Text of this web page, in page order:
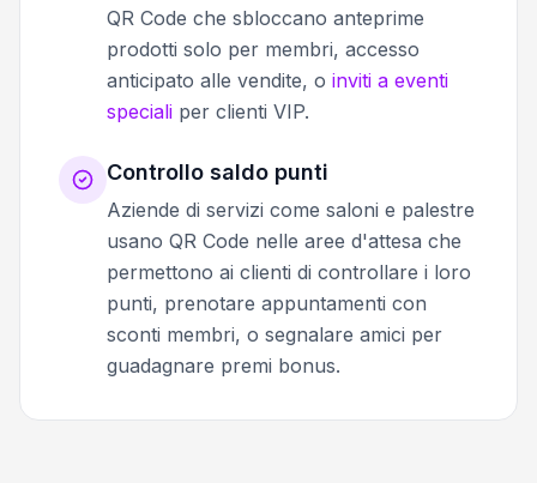
QR Code che sbloccano anteprime
prodotti solo per membri, accesso
anticipato alle vendite, o inviti a eventi
speciali per clienti VIP.
Controllo saldo punti
Aziende di servizi come saloni e palestre
usano QR Code nelle aree d'attesa che
permettono ai clienti di controllare i loro
punti, prenotare appuntamenti con
sconti membri, o segnalare amici per
guadagnare premi bonus.